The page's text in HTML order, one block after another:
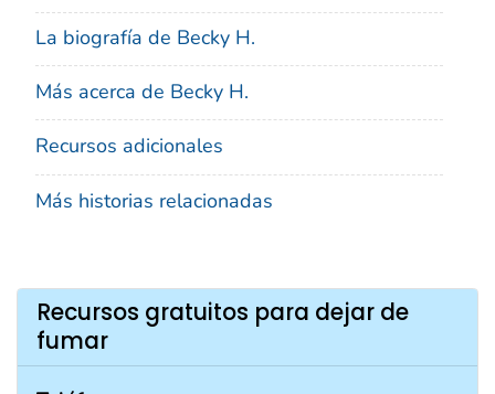
La biografía de Becky H.
Más acerca de Becky H.
Recursos adicionales
Más historias relacionadas
Recursos gratuitos para dejar de
fumar